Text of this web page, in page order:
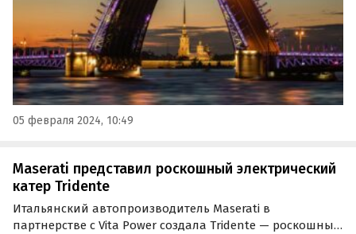
05 февраля 2024, 10:49
Maserati представил роскошный электрический
катер Tridente
Итальянский автопроизводитель Maserati в
партнерстве с Vita Power создала Tridente — роскошный